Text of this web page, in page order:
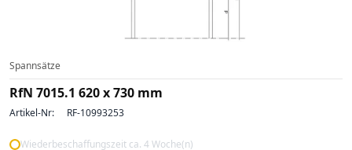
Spannsätze
RfN 7015.1 620 x 730 mm
Artikel-Nr: RF-10993253
Wiederbeschaffungszeit ca. 4 Woche(n)